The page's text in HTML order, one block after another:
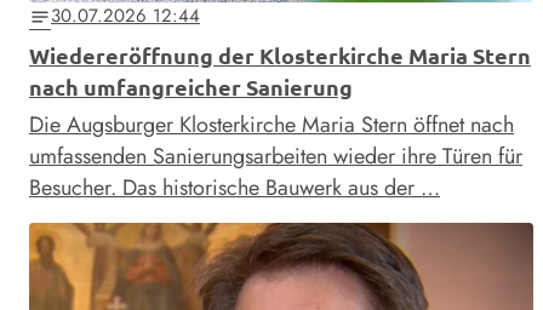
notes30.07.2026 12:44
Wiedereröffnung der Klosterkirche Maria Stern
nach umfangreicher Sanierung
Die Augsburger Klosterkirche Maria Stern öffnet nach
umfassenden Sanierungsarbeiten wieder ihre Türen für
Besucher. Das historische Bauwerk aus der …